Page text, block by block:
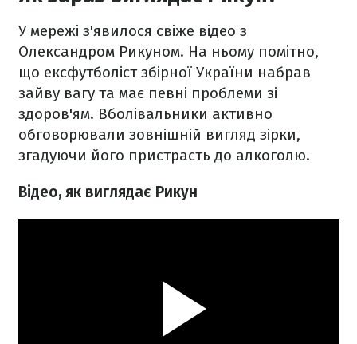
У мережі з'явилося свіже відео з
Олександром Рикуном. На ньому помітно,
що ексфутболіст збірної України набрав
зайву вагу та має певні проблеми зі
здоров'ям. Вболівальники активно
обговорювали зовнішній вигляд зірки,
згадуючи його пристрасть до алкоголю.
Відео, як виглядає Рикун